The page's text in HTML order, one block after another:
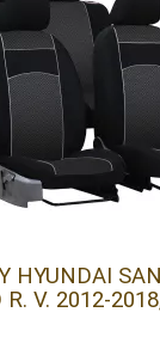
HYUNDAI
R. V. 2012-